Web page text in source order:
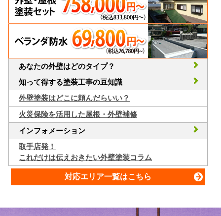
あなたの外壁はどのタイプ？
知って得する塗装工事の豆知識
外壁塗装はどこに頼んだらいい？
火災保険を活用した屋根・外壁補修
インフォメーション
取手店発！
これだけは伝えおきたい外壁塗装コラム
対応エリア一覧はこちら